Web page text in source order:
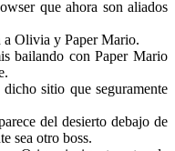
que ahora son aliados
Olivia y Paper Mario.
bailando con Paper Mario
sitio que seguramente
del desierto debajo de
sea otro boss.